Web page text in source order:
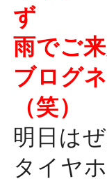
ず
雨でご
ブログ
（笑）
明日は
タイヤ